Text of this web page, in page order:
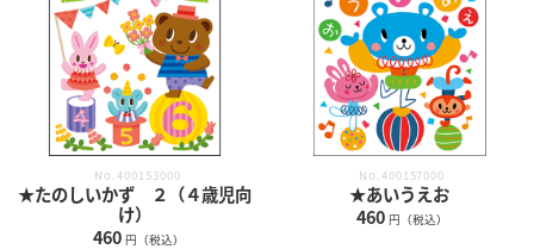
No.400153000
★たのしいかず ２（４歳児向
け）
460 円（税込）
No.400157000
★あいうえお
460 円（税込）